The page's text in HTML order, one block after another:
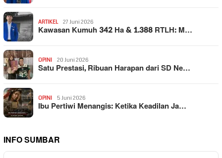
ARTIKEL 27 Juni 2026
Kawasan Kumuh 342 Ha & 1.388 RTLH: M…
OPINI 20 Juni 2026
Satu Prestasi, Ribuan Harapan dari SD Ne…
OPINI 5 Juni 2026
Ibu Pertiwi Menangis: Ketika Keadilan Ja…
INFO SUMBAR